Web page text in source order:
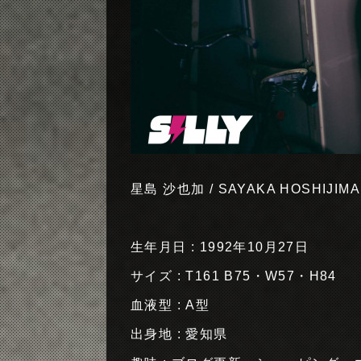
星島 沙也加 / SAYAKA
生年月日 : 1992年10月27日
サイズ : T161 B75・W57・H84
血液型 : A型
出身地 : 愛知県